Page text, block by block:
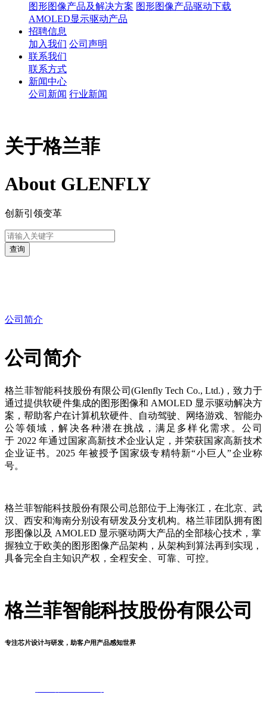
图形图像产品及解决方案 图形图像产品驱动下载
AMOLED显示驱动产品
招聘信息
加入我们 公司声明
联系我们
联系方式
新闻中心
公司新闻 行业新闻
关于格兰菲
About GLENFLY
创新引领变革
公司简介
公司简介
格兰菲智能科技股份有限公司(Glenfly Tech Co., Ltd.)，致力于
通过提供软硬件集成的图形图像和 AMOLED 显示驱动解决方
案，帮助客户在计算机软硬件、自动驾驶、网络游戏、智能办
公等领域，解决各种潜在挑战，满足多样化需求。公司
于 2022 年通过国家高新技术企业认定，并荣获国家高新技术
企业证书。 2025 年被授予国家级专精特新“小巨人”企业称
号。
格兰菲智能科技股份有限公司总部位于上海张江，在北京、武
汉、西安和海南分别设有研发及分支机构。格兰菲团队拥有图
形图像以及 AMOLED 显示驱动两大产品的全部核心技术，掌
握独立于欧美的图形图像产品架构，从架构到算法再到实现，
具备完全自主知识产权，全程安全、可靠、 可控。
格兰菲智能科技股份有限公司
专注芯片设计与研发，助客户用产品感知世界